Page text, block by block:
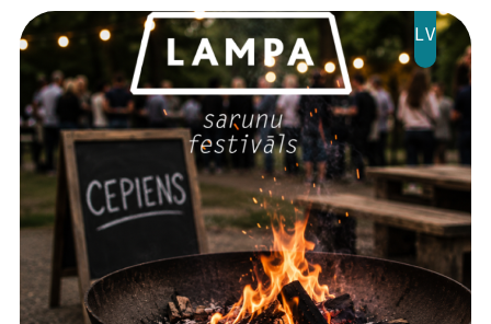
Jaunumi
Ziedo
Veikals
Kontakti
LV